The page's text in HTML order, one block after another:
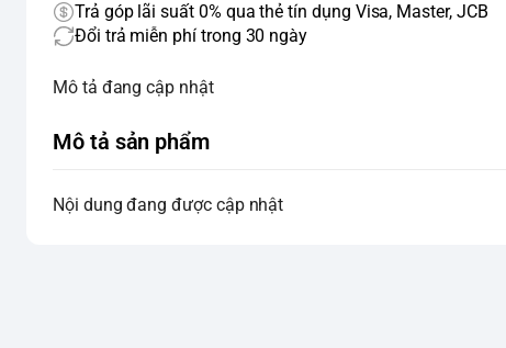
Trả góp lãi suất 0% qua thẻ tín dụng Visa, Master, JCB
Đổi trả miễn phí trong 30 ngày
Mô tả đang cập nhật
Mô tả sản phẩm
Nội dung đang được cập nhật